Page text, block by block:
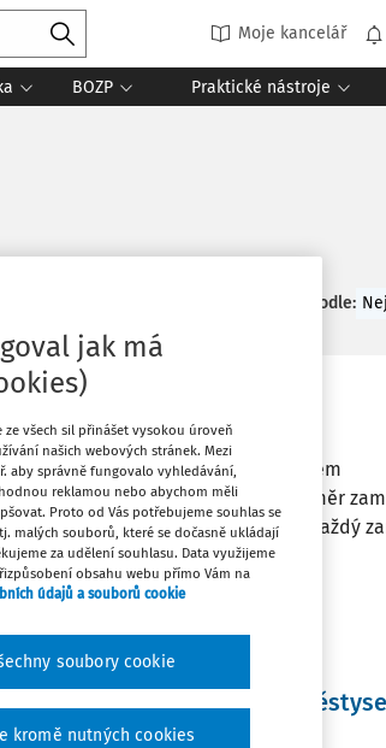
Moje kancelář
BOZP Praktické nástroje
Řadit podle:
po flexinovele
pracoviště umístěna po celém
jak včas doručit platový výměr
pro zaměstnance komfortnější. Každý
6. 2025 / 2 minuty čtení
zaměstnankyně úřadu
jak má
ze všech sil přinášet vysokou úroveň
našich webových stránek. Mezi
aby správně fungovalo vyhledávání,
reklamou nebo abychom měli
Proto od Vás potřebujeme souhlas se
malých souborů, které se dočasně ukládají
za udělení souhlasu. Data využijeme
obsahu webu přímo Vám na
údajů a souborů cookie
kromě nutných cookies
soubory cookie